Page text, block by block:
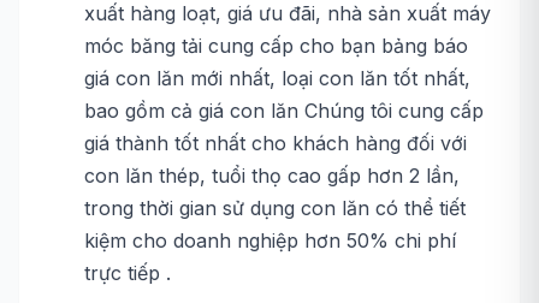
xuất hàng loạt, giá ưu đãi, nhà sản xuất máy
móc băng tải cung cấp cho bạn bảng báo
giá con lăn mới nhất, loại con lăn tốt nhất,
bao gồm cả giá con lăn Chúng tôi cung cấp
giá thành tốt nhất cho khách hàng đối với
con lăn thép, tuổi thọ cao gấp hơn 2 lần,
trong thời gian sử dụng con lăn có thể tiết
kiệm cho doanh nghiệp hơn 50% chi phí
trực tiếp .